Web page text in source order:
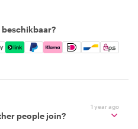
Apple Pay, Google
1 year ago
people join?